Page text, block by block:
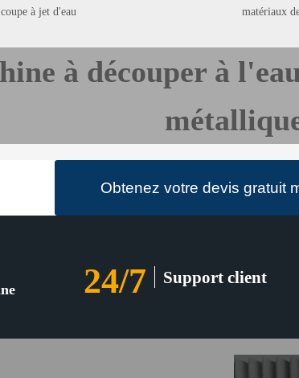
coupe à jet d'eau
matériaux
à découper à
Obtenez votre devis gratuit
24/7 Support client